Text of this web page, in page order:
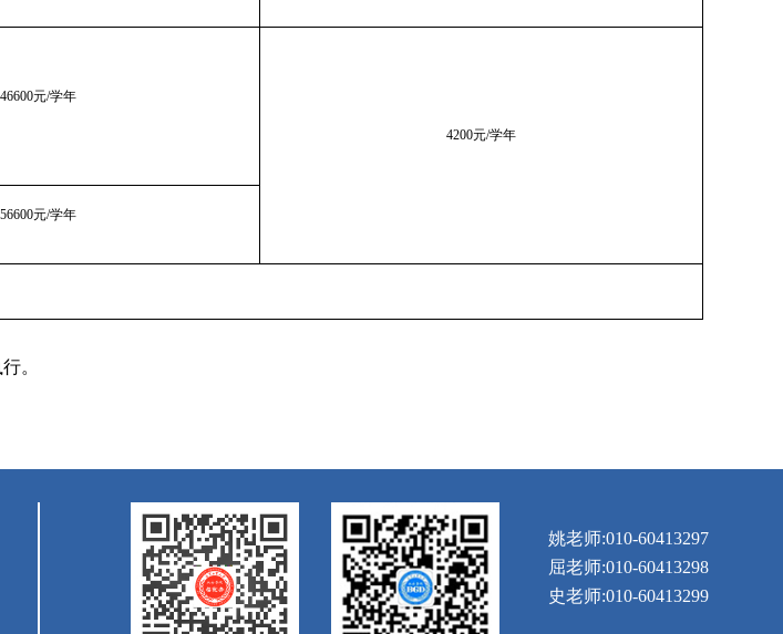
46600元/学年
4200元/学年
56600元/学年
。
姚老师:010-60413297
屈老师:010-60413298
史老师:010-60413299